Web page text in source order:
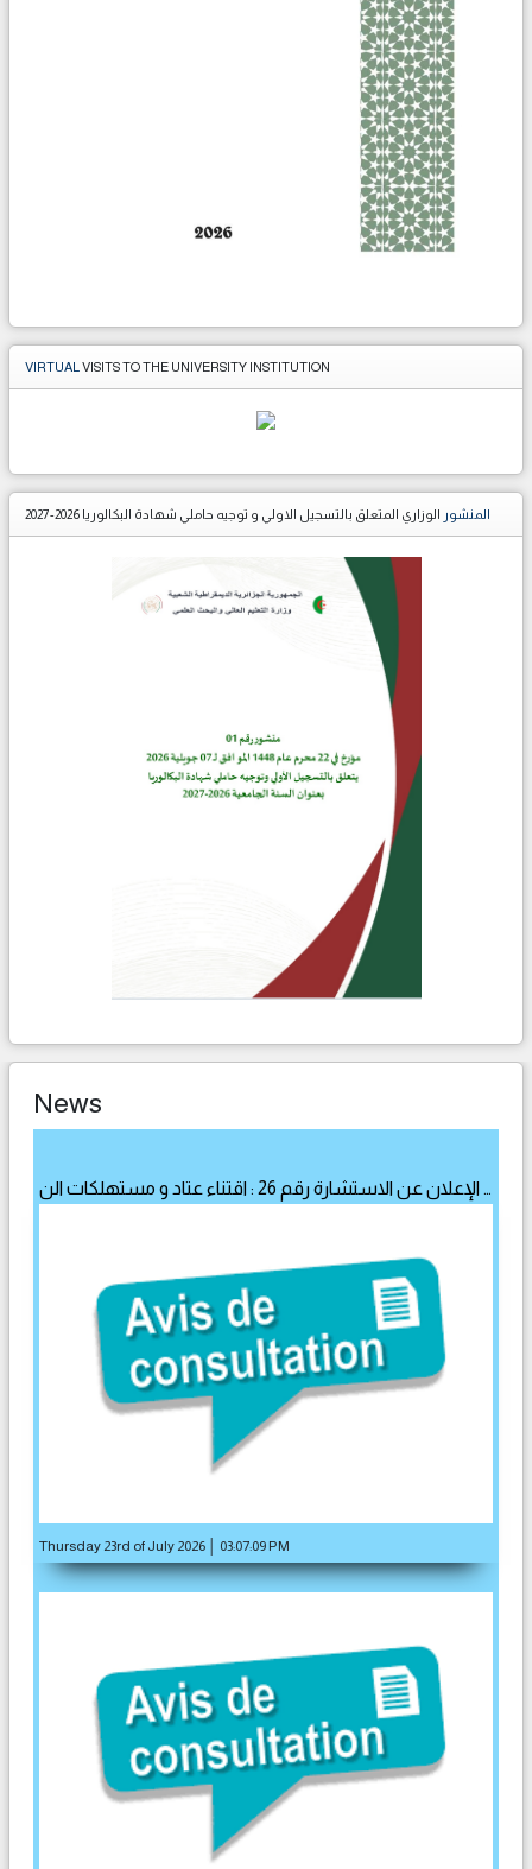
VIRTUAL VISITS TO THE UNIVERSITY INSTITUTION
المنشور الوزاري المتعلق بالتسجيل الاولي و توجيه حاملي شهادة البكالوريا 2026-2027
News
الإعلان عن الاستشارة رقم 26 : اقتناء عتاد و مستهلكات الن …
Thursday 23rd of July 2026 │ 03:07:09 PM